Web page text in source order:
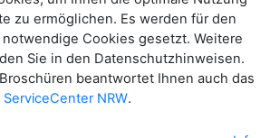
zu ermöglichen. Es werden für den
Cookies gesetzt. Weitere
Sie in den Datenschutzhinweisen.
beantwortet Ihnen auch das
ServiceCenter NRW.